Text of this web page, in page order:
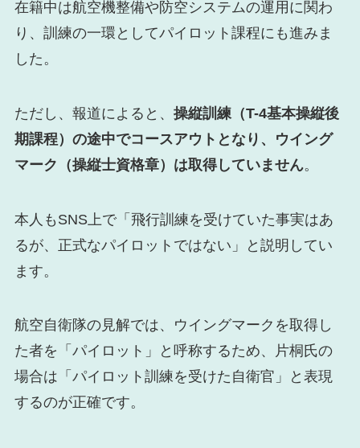
在籍中は航空機整備や防空システムの運用に関わ
り、訓練の一環としてパイロット課程にも進みま
した。
ただし、報道によると、 操縦訓練（T-4基本操縦後
期課程）の途中でコースアウトとなり、ウイング
マーク（操縦士資格章）は取得していません。
本人もSNS上で「飛行訓練を受けていた事実はあ
るが、正式なパイロットではない」と説明してい
ます。
航空自衛隊の見解では、ウイングマークを取得し
た者を「パイロット」と呼称するため、片桐氏の
場合は「パイロット訓練を受けた自衛官」と表現
するのが正確です。